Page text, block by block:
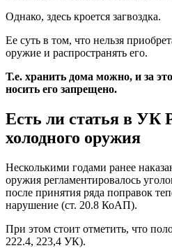
Однако, здесь кроется загвоздка.
Ее суть в том, что нельзя
оружие и распространять его.
Т.е. хранить дома можно, и за
носить его запрещено.
Есть ли статья в УК
холодного оружия
Несколькими годами ранее
оружия регламентировалось
после принятия ряда поправок
нарушение (ст. 20.8 КоАП).
При этом стоит отметить, что
222.4, 223,4 УК).